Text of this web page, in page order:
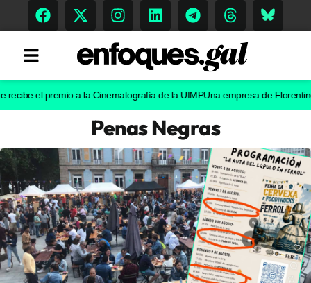
Memoria Histórica
Gastronomía
Escenarios
el premio a la Cinematografía de la UIMPUna empresa de Florentino
Penas Negras